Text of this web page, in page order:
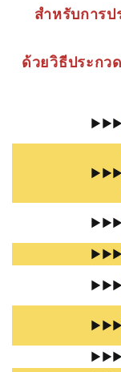
สำหรับการป
ด้วยวิธีประกว
►►►
►►►
►►►
►►►
►►►
►►►
►►►